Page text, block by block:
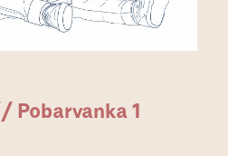
Pobarvanka 1